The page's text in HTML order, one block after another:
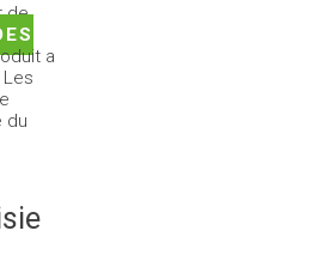
de
a
du